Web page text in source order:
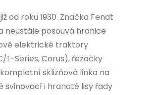
od roku 1930. Značka Fendt
posouvá hranice
elektrické traktory
Series, Corus), řezačky
sklizňová linka na
svinovací i hranaté lisy řady